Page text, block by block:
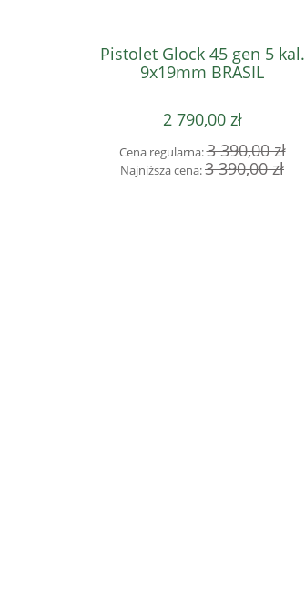
Pistolet Glock 45 gen 5 kal.
9x19mm BRASIL
2 790,00 zł
Cena regularna:3 390,00 zł
Najniższa cena:3 390,00 zł